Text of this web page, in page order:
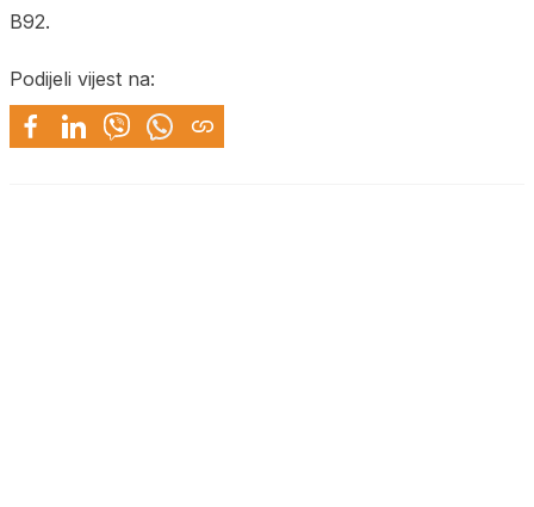
B92.
Podijeli vijest na: